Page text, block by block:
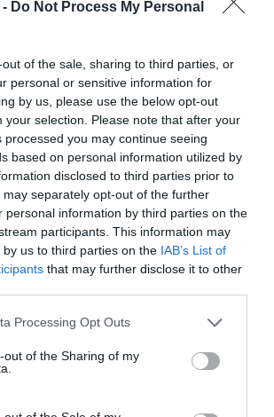
- Do Not Process My Personal
of the sale, sharing to third parties, or
personal or sensitive information for
by us, please use the below opt-out
your selection. Please note that after your
processed you may continue seeing
based on personal information utilized by
disclosed to third parties prior to
separately opt-out of the further
personal information by third parties on the
participants. This information may
us to third parties on the IAB’s List of
that may further disclose it to other
Processing Opt Outs
out of the Sharing of my
agua quede en contacto con la base de
o frutos secos con cuidado de no